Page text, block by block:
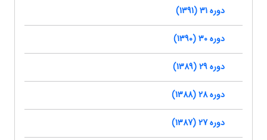
دوره 31 (1391)
دوره 30 (1390)
دوره 29 (1389)
دوره 28 (1388)
دوره 27 (1387)